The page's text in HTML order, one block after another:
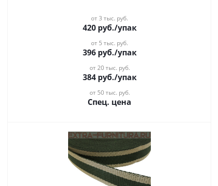
от 3 тыс. руб.
420руб./упак
от 5 тыс. руб.
396руб./упак
от 20 тыс. руб.
384руб./упак
от 50 тыс. руб.
Спец. цена